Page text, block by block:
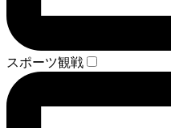
スポーツ観戦